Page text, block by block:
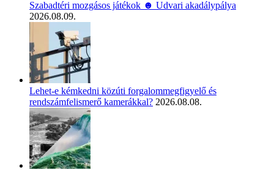
Szabadtéri mozgásos játékok ☻ Udvari akadálypálya
2026.08.09.
Lehet-e kémkedni közúti forgalommegfigyelő és
rendszámfelismerő kamerákkal? 2026.08.08.